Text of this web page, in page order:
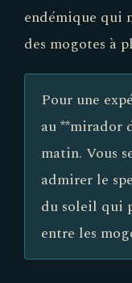
endémique qui
des mogotes à
Pour une
au **mirador
matin. Vous
admirer le
du soleil qui
entre les